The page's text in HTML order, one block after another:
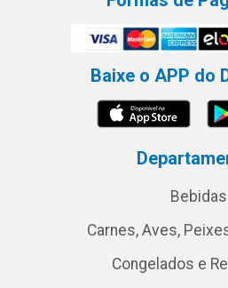
Baixe o APP do
Bebidas
Carnes, Aves,
Congelados e